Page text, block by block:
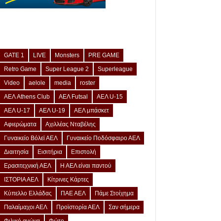
GATE 1 LIVE Monsters
PRE GAME
Retro Game
Super League 2
Superleague
Video
aelole media
roster
ΑΕΛ Athens Club
ΑΕΛ Futsal
ΑΕΛ U-15
ΑΕΛ U-17
ΑΕΛ U-19
ΑΕΛ μπάσκετ
Αφιερώματα
Αχιλλέας Νταβέλης
Γυναικείο Βόλεϊ ΑΕΛ
Γυναικείο Ποδόσφαιρο ΑΕΛ
Διαιτησία
Εισιτήρια
Επιστολή
Ερασιτεχνική ΑΕΛ
Η ΑΕΛ είναι παντού
ΙΣΤΟΡΙΑ ΑΕΛ
Κίτρινες Κάρτες
Κύπελλο Ελλάδας
ΠΑΕ ΑΕΛ
Πάμε Στοίχημα
Παλαίμαχοι ΑΕΛ
Προϊστορία ΑΕΛ
Σαν σήμερα